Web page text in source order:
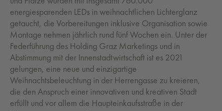
energiesparenden LEDs in weihnachtlichen Lichterglanz
getaucht, die Vorbereitungen inklusive Organisation sowie
Montage nehmen jährlich rund fünf Wochen ein. Unter der
Federführung des Holding Graz Marketings und in
Abstimmung mit der Innenstadtwirtschaft ist es 2021
gelungen, eine neue und einzigartige
Weihnachtsbeleuchtung in der Herrengasse zu kreieren,
die den Anspruch einer innovativen und kreativen Stadt
erfüllt und vor allem die Haupteinkaufsstraße in der